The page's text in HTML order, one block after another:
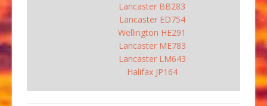
Lancaster BB283
Lancaster ED754
Wellington HE291
Lancaster ME783
Lancaster LM643
Halifax JP164